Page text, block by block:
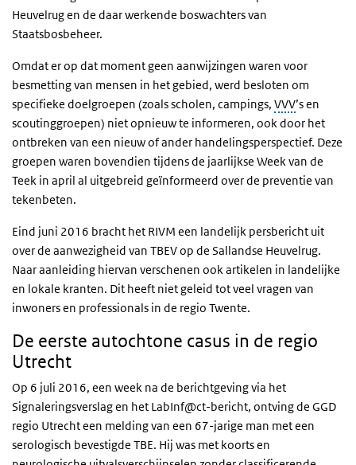
Heuvelrug en de daar werkende boswachters van
Staatsbosbeheer.
Omdat er op dat moment geen aanwijzingen waren voor
besmetting van mensen in het gebied, werd besloten om
specifieke doelgroepen (zoals scholen, campings, VVV’s en
scoutinggroepen) niet opnieuw te informeren, ook door het
ontbreken van een nieuw of ander handelingsperspectief. Deze
groepen waren bovendien tijdens de jaarlijkse Week van de
Teek in april al uitgebreid geïnformeerd over de preventie van
tekenbeten.
Eind juni 2016 bracht het RIVM een landelijk persbericht uit
over de aanwezigheid van TBEV op de Sallandse Heuvelrug.
Naar aanleiding hiervan verschenen ook artikelen in landelijke
en lokale kranten. Dit heeft niet geleid tot veel vragen van
inwoners en professionals in de regio Twente.
De eerste autochtone casus in de regio
Utrecht
Op 6 juli 2016, een week na de berichtgeving via het
Signaleringsverslag en het LabInf@ct-bericht, ontving de GGD
regio Utrecht een melding van een 67-jarige man met een
serologisch bevestigde TBE. Hij was met koorts en